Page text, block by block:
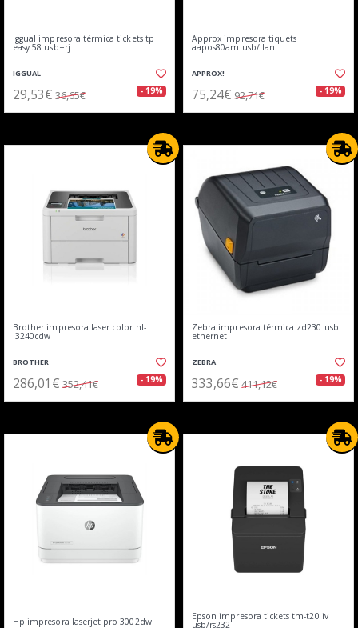
Iggual impresora térmica tickets tp
easy 58 usb+rj
IGGUAL
29,53€ 36,65€ - 19%
Approx impresora tiquets
aapos80am usb/ lan
APPROX!
75,24€ 92,71€ - 19%
Brother impresora laser color hl-
l3240cdw
BROTHER
286,01€ 352,41€ - 19%
Zebra impresora térmica zd230 usb
ethernet
ZEBRA
333,66€ 411,12€ - 19%
Hp impresora laserjet pro 3002dw Epson impresora tickets tm-t20 iv
usb/rs232